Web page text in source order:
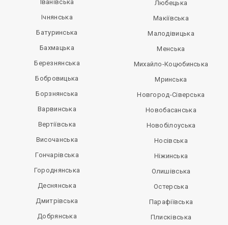
Іванівська
Ічнянська
Батуринська
Бахмацька
Березнянська
Бобровицька
Борзнянська
Варвинська
Вертіївська
Височанська
Гончарівська
Городнянська
Деснянська
Дмитрівська
Добрянська
Любецька
Макіївська
Малодівицька
Менська
Михайло-Коцюбинська
Мринська
Новгород-Сіверська
Новобасанська
Новобілоуська
Носівська
Ніжинська
Олишівська
Остерська
Парафіївська
Плисківська